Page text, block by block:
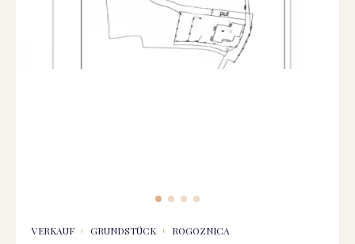
VERKAUF GRUNDSTÜCK ROGOZNICA